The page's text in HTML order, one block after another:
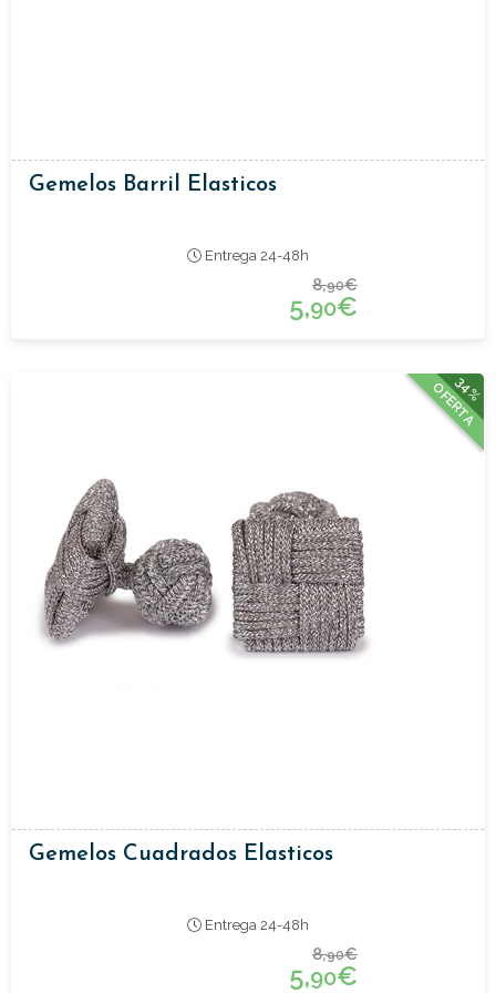
Gemelos Barril Elasticos
Entrega 24-48h
8,90€
5,90€
34%
OFERTA
Gemelos Cuadrados Elasticos
Entrega 24-48h
8,90€
5,90€